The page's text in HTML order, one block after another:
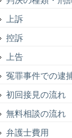
上訴
控訴
上告
冤罪事件での逮
初回接見の流れ
無料相談の流れ
弁護士費用